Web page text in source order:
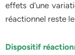
effets d’une
réactionnel reste
Dispositif